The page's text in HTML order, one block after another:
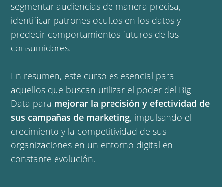
segmentar audiencias de manera precisa,
identificar patrones ocultos en los datos y
predecir comportamientos futuros de los
consumidores.
En resumen, este curso es esencial para
aquellos que buscan utilizar el poder del Big
Data para mejorar la precisión y efectividad de
sus campañas de marketing, impulsando el
crecimiento y la competitividad de sus
organizaciones en un entorno digital en
constante evolución.